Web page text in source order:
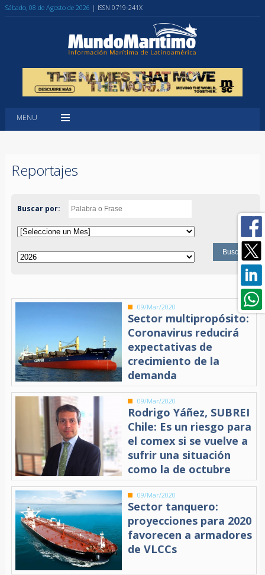
Sábado, 08 de Agosto de 2026 | ISSN 0719-241X
MENU
Reportajes
Buscar por:
09/Mar/2020
Sector multipropósito:
Coronavirus reducirá
expectativas de
crecimiento de la
demanda
09/Mar/2020
Rodrigo Yáñez, SUBREI
Chile: Es un riesgo para
el comex si se vuelve a
sufrir una situación
como la de octubre
09/Mar/2020
Sector tanquero:
proyecciones para 2020
favorecen a armadores
de VLCCs